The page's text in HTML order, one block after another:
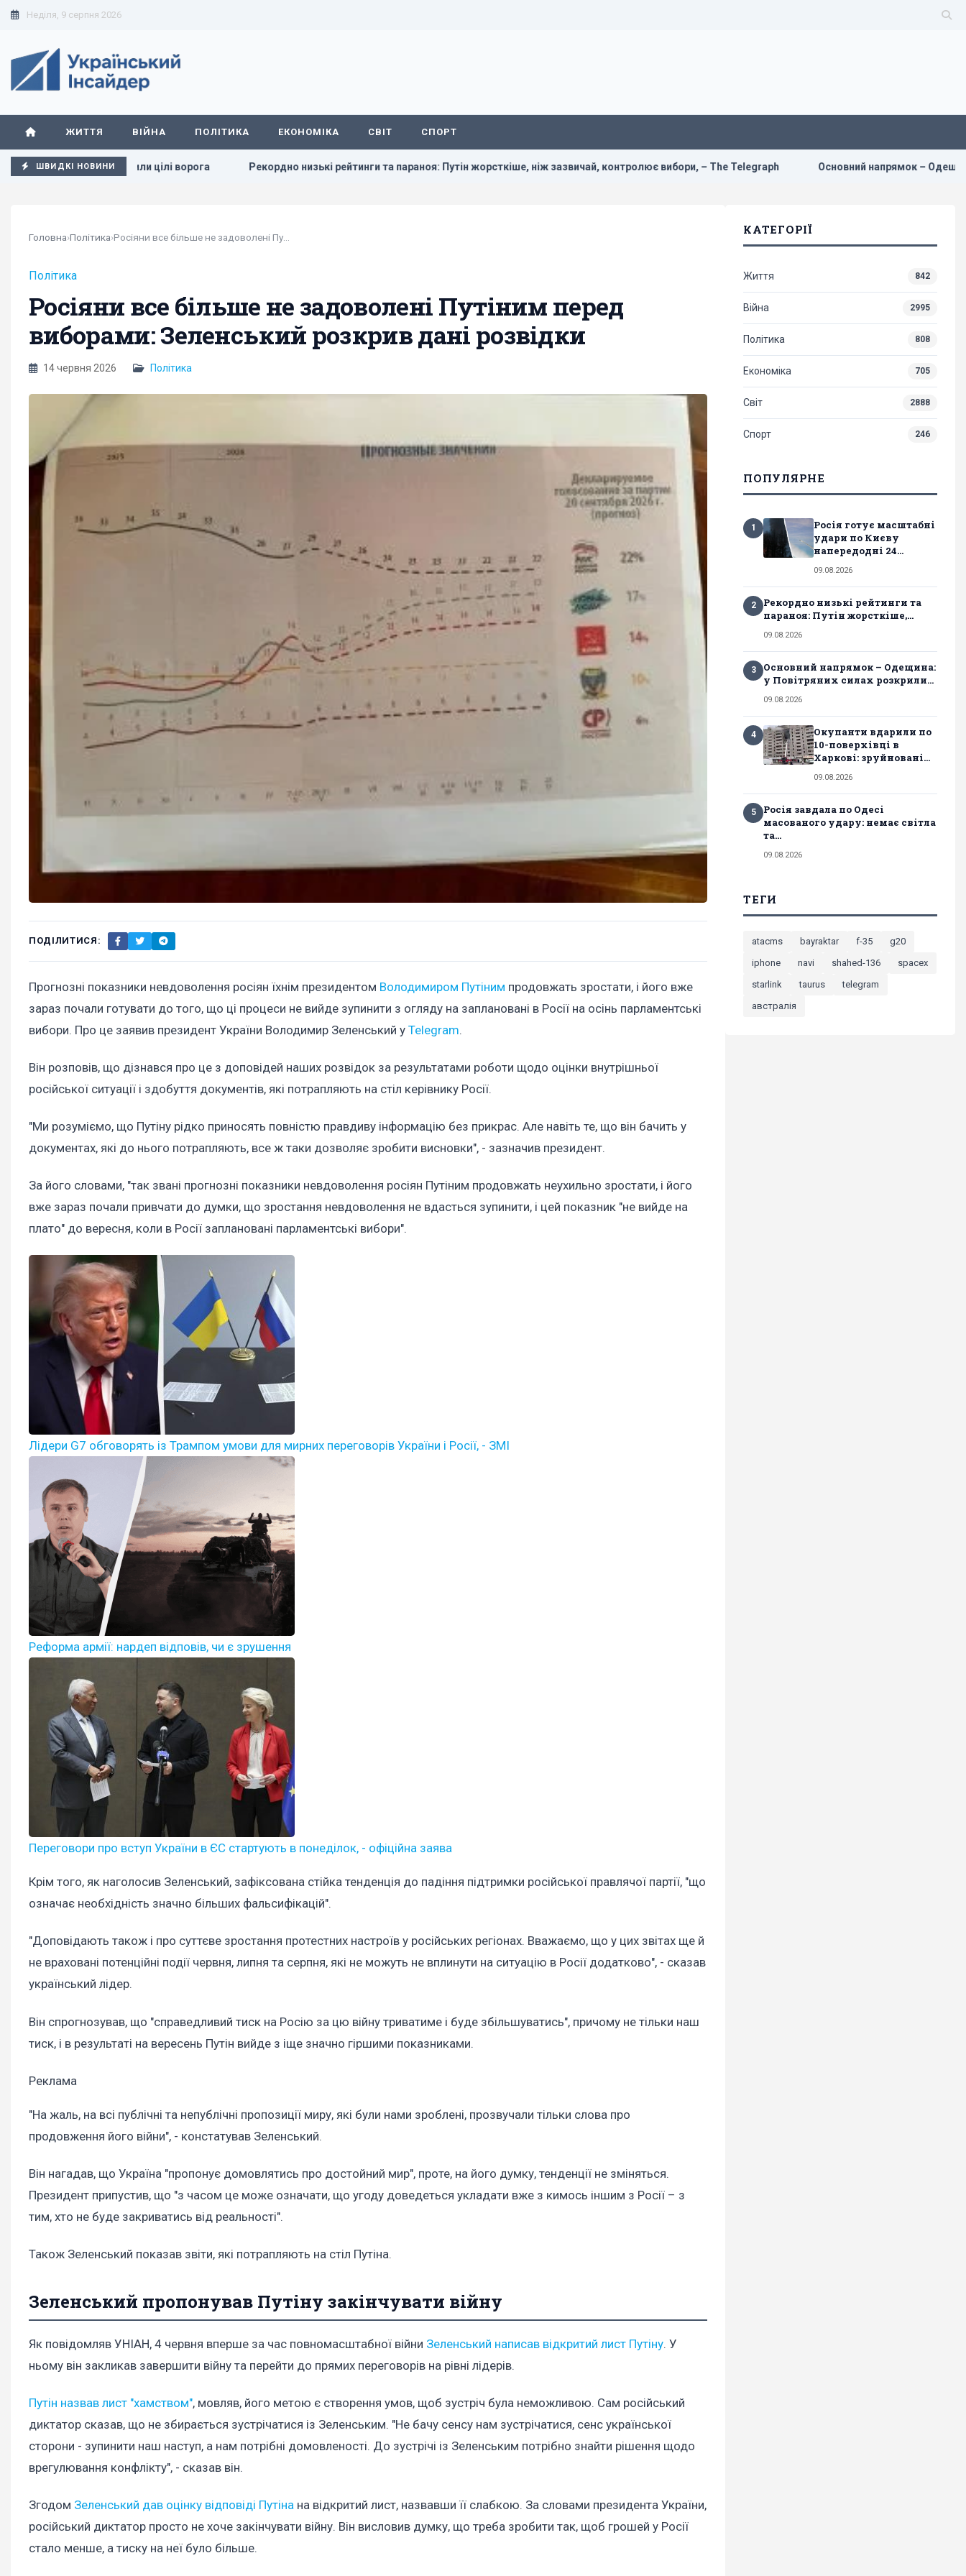
Неділя, 9 серпня 2026
ЖИТТЯ ВІЙНА ПОЛІТИКА ЕКОНОМІКА СВІТ СПОРТ
ШВИДКІ НОВИНИ
розкрили цілі ворога Рекордно низькі рейтинги та параноя: Путін жорсткіше, ніж зазвичай, контролює вибори, – The Telegraph Основний напрямок – Одещина: у Повітряних
Головна›Політика›
Політика
Росіяни все більше не задоволені Путіним перед
виборами: Зеленський розкрив дані розвідки
14 червня 2026 Політика
ПОДІЛИТИСЯ:
Прогнозні показники невдоволення росіян їхнім президентом Володимиром Путіним продовжать зростати, і його вже
зараз почали готувати до того, що ці процеси не вийде зупинити з огляду на заплановані в Росії на осінь парламентські
вибори. Про це заявив президент України Володимир Зеленський у Telegram.
Він розповів, що дізнався про це з доповідей наших розвідок за результатами роботи щодо оцінки внутрішньої
російської ситуації і здобуття документів, які потрапляють на стіл керівнику Росії.
"Ми розуміємо, що Путіну рідко приносять повністю правдиву інформацію без прикрас. Але навіть те, що він бачить у
документах, які до нього потрапляють, все ж таки дозволяє зробити висновки", - зазначив президент.
За його словами, "так звані прогнозні показники невдоволення росіян Путіним продовжать неухильно зростати, і його
вже зараз почали привчати до думки, що зростання невдоволення не вдасться зупинити, і цей показник "не вийде на
плато" до вересня, коли в Росії заплановані парламентські вибори".
Лідери G7 обговорять із Трампом умови для мирних переговорів України і Росії, - ЗМІ
Реформа армії: нардеп відповів, чи є зрушення
Переговори про вступ України в ЄС стартують в понеділок, - офіційна заява
Крім того, як наголосив Зеленський, зафіксована стійка тенденція до падіння підтримки російської правлячої партії, "що
означає необхідність значно більших фальсифікацій".
"Доповідають також і про суттєве зростання протестних настроїв у російських регіонах. Вважаємо, що у цих звітах ще й
не враховані потенційні події червня, липня та серпня, які не можуть не вплинути на ситуацію в Росії додатково", - сказав
український лідер.
Він спрогнозував, що "справедливий тиск на Росію за цю війну триватиме і буде збільшуватись", причому не тільки наш
тиск, і в результаті на вересень Путін вийде з іще значно гіршими показниками.
Реклама
"На жаль, на всі публічні та непублічні пропозиції миру, які були нами зроблені, прозвучали тільки слова про
продовження його війни", - констатував Зеленський.
Він нагадав, що Україна "пропонує домовлятись про достойний мир", проте, на його думку, тенденції не зміняться.
Президент припустив, що "з часом це може означати, що угоду доведеться укладати вже з кимось іншим з Росії – з
тим, хто не буде закриватись від реальності".
Також Зеленський показав звіти, які потрапляють на стіл Путіна.
Зеленський пропонував Путіну закінчувати війну
Як повідомляв УНІАН, 4 червня вперше за час повномасштабної війни Зеленський написав відкритий лист Путіну. У
ньому він закликав завершити війну та перейти до прямих переговорів на рівні лідерів.
Путін назвав лист "хамством", мовляв, його метою є створення умов, щоб зустріч була неможливою. Сам російський
диктатор сказав, що не збирається зустрічатися із Зеленським. "Не бачу сенсу нам зустрічатися, сенс української
сторони - зупинити наш наступ, а нам потрібні домовленості. До зустрічі із Зеленським потрібно знайти рішення щодо
врегулювання конфлікту", - сказав він.
Згодом Зеленський дав оцінку відповіді Путіна на відкритий лист, назвавши її слабкою. За словами президента України,
російський диктатор просто не хоче закінчувати війну. Він висловив думку, що треба зробити так, щоб грошей у Росії
стало менше, а тиску на неї було більше.
КАТЕГОРІЇ
Життя 842
Війна 2995
Політика 808
Економіка 705
Світ 2888
Спорт 246
ПОПУЛЯРНЕ
1
Росія готує масштабні
удари по Києву
напередодні 24...
09.08.2026
2
Рекордно низькі рейтинги та
параноя: Путін жорсткіше,...
09.08.2026
3
Основний напрямок – Одещина:
у Повітряних силах розкрили...
09.08.2026
4
Окупанти вдарили по
10-поверхівці в
Харкові: зруйновані...
09.08.2026
5
Росія завдала по Одесі
масованого удару: немає світла
та...
09.08.2026
ТЕГИ
atacms bayraktar f-35
g20
iphone
navi shahed-136
spacex
starlink
taurus
telegram
австралія